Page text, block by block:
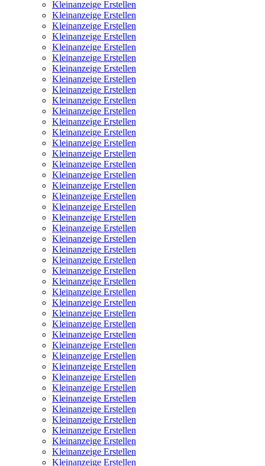
Kleinanzeige Erstellen
Kleinanzeige Erstellen
Kleinanzeige Erstellen
Kleinanzeige Erstellen
Kleinanzeige Erstellen
Kleinanzeige Erstellen
Kleinanzeige Erstellen
Kleinanzeige Erstellen
Kleinanzeige Erstellen
Kleinanzeige Erstellen
Kleinanzeige Erstellen
Kleinanzeige Erstellen
Kleinanzeige Erstellen
Kleinanzeige Erstellen
Kleinanzeige Erstellen
Kleinanzeige Erstellen
Kleinanzeige Erstellen
Kleinanzeige Erstellen
Kleinanzeige Erstellen
Kleinanzeige Erstellen
Kleinanzeige Erstellen
Kleinanzeige Erstellen
Kleinanzeige Erstellen
Kleinanzeige Erstellen
Kleinanzeige Erstellen
Kleinanzeige Erstellen
Kleinanzeige Erstellen
Kleinanzeige Erstellen
Kleinanzeige Erstellen
Kleinanzeige Erstellen
Kleinanzeige Erstellen
Kleinanzeige Erstellen
Kleinanzeige Erstellen
Kleinanzeige Erstellen
Kleinanzeige Erstellen
Kleinanzeige Erstellen
Kleinanzeige Erstellen
Kleinanzeige Erstellen
Kleinanzeige Erstellen
Kleinanzeige Erstellen
Kleinanzeige Erstellen
Kleinanzeige Erstellen
Kleinanzeige Erstellen
Kleinanzeige Erstellen